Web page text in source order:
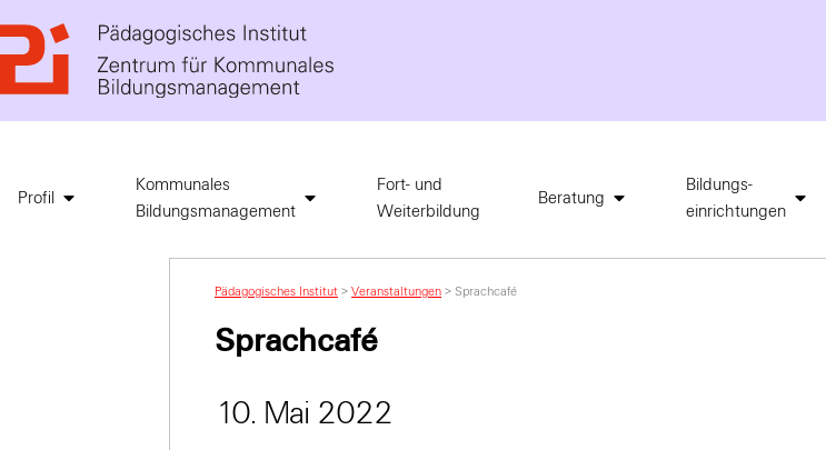
Profil
Kommunales
Bildungsmanagement
Fort- und
Weiterbildung
Beratung
Bildungs-
einrichtungen
Pädagogisches Institut > Veranstaltungen > Sprachcafé
Sprachcafé
10. Mai 2022